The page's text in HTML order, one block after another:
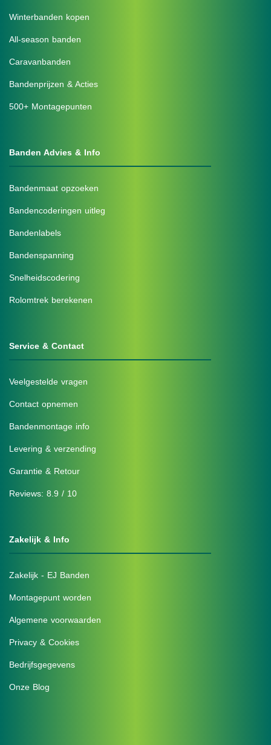
Winterbanden kopen
All-season banden
Caravanbanden
Bandenprijzen & Acties
500+ Montagepunten
Banden Advies & Info
Bandenmaat opzoeken
Bandencoderingen uitleg
Bandenlabels
Bandenspanning
Snelheidscodering
Rolomtrek berekenen
Service & Contact
Veelgestelde vragen
Contact opnemen
Bandenmontage info
Levering & verzending
Garantie & Retour
Reviews: 8.9 / 10
Zakelijk & Info
Zakelijk - EJ Banden
Montagepunt worden
Algemene voorwaarden
Privacy & Cookies
Bedrijfsgegevens
Onze Blog